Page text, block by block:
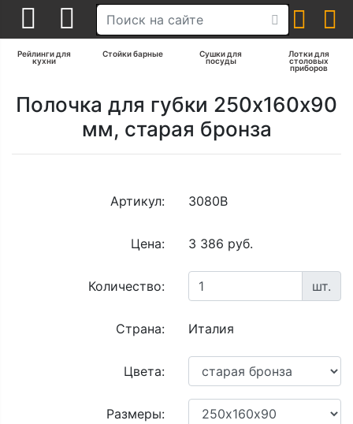
Рейлинги для
кухни
Стойки барные Сушки для
посуды
Лотки для
столовых
приборов
Полочка для губки 250х160х90
мм, старая бронза
Артикул: 3080В
Цена: 3 386 руб.
Количество: шт.
Страна: Италия
Цвета:
Размеры: